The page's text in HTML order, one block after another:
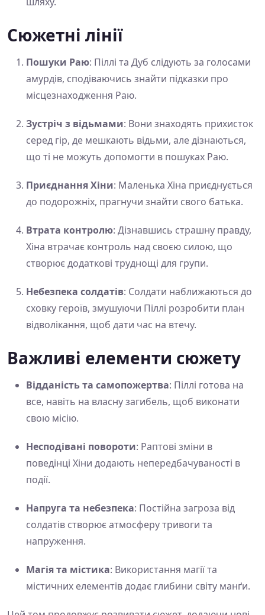
Сюжетні лінії
Пошуки Раю: Піллі та Дуб слідують за голосами
амурдів, сподіваючись знайти підказки про
місцезнаходження Раю.
Зустріч з відьмами: Вони знаходять прихисток
серед гір, де мешкають відьми, але дізнаються,
що ті не можуть допомогти в пошуках Раю.
Приєднання Хіни: Маленька Хіна приєднується
до подорожніх, прагнучи знайти свого батька.
Втрата контролю: Дізнавшись страшну правду,
Хіна втрачає контроль над своєю силою, що
створює додаткові труднощі для групи.
Небезпека солдатів: Солдати наближаються до
сховку героїв, змушуючи Піллі розробити план
відволікання, щоб дати час на втечу.
Важливі елементи сюжету
Відданість та самопожертва: Піллі готова на
все, навіть на власну загибель, щоб виконати
свою місію.
Несподівані повороти: Раптові зміни в
поведінці Хіни додають непередбачуваності в
події.
Напруга та небезпека: Постійна загроза від
солдатів створює атмосферу тривоги та
напруження.
Магія та містика: Використання магії та
містичних елементів додає глибини світу манґи.